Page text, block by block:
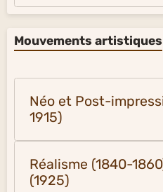
Mouvements artistiques
Néo et Post-
1915)
Réalisme (1840-
(1925)